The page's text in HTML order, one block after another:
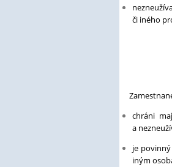
či iného
chráni
a
je
iným